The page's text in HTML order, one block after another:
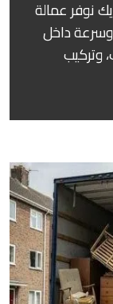
نوفر عمالة
وسرعة داخل
وتركيب